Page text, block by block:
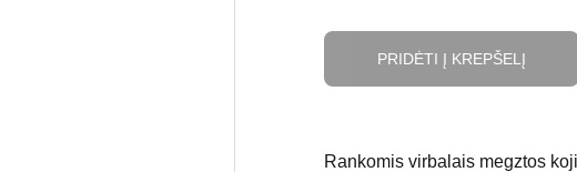
PRIDĖTI Į KREPŠELĮ
Rankomis virbalais megztos